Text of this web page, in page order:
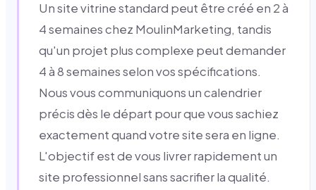
Un site vitrine standard peut être créé en 2 à
4 semaines chez MoulinMarketing, tandis
qu'un projet plus complexe peut demander
4 à 8 semaines selon vos spécifications.
Nous vous communiquons un calendrier
précis dès le départ pour que vous sachiez
exactement quand votre site sera en ligne.
L'objectif est de vous livrer rapidement un
site professionnel sans sacrifier la qualité.